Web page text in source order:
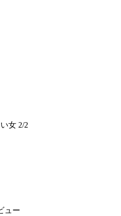
女 2/2
ュー